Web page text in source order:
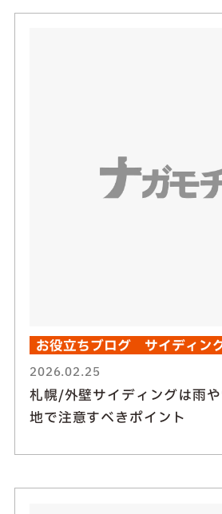
お役立ちブログ サイディン
2026.02.25
札幌/外壁サイディングは雨
地で注意すべきポイント